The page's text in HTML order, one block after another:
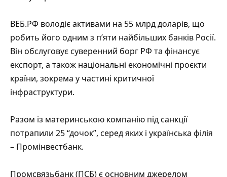
ВЕБ.РФ володіє активами на 55 млрд доларів, що
робить його одним з п’яти найбільших банків Росії.
Він обслуговує суверенний борг РФ та фінансує
експорт, а також національні економічні проєкти
країни, зокрема у частині критичної
інфраструктури.
Разом із материнською компанію під санкції
потрапили 25 “дочок”, серед яких і українська філія
– Промінвестбанк.
Промсвязьбанк (ПСБ) є основним джерелом